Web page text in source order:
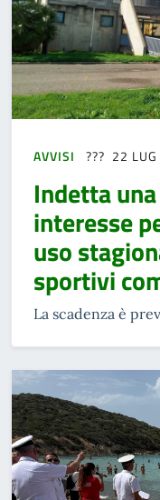
AVVISI 22
Indetta
interesse
uso
sportivi
La scadenza è